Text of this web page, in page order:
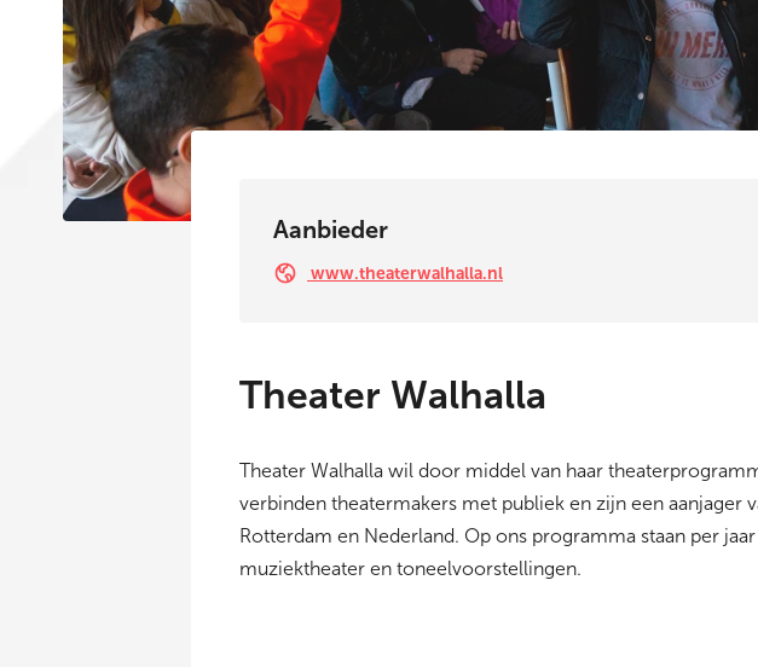
Aanbieder
www.theaterwalhalla.nl
Theater Walhalla
Theater Walhalla wil door middel van haar
verbinden theatermakers met publiek en zijn een
Rotterdam en Nederland. Op ons programma staan per
muziektheater en toneelvoorstellingen.